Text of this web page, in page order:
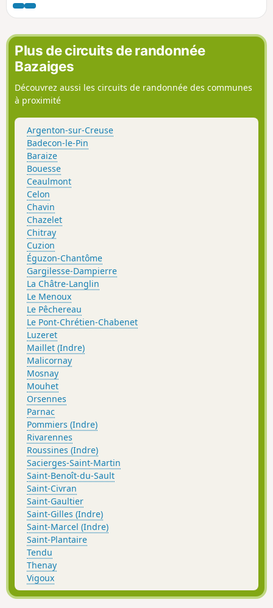
Plus de circuits de randonnée
Bazaiges
Découvrez aussi les circuits de randonnée des communes
à proximité
Argenton-sur-Creuse
Badecon-le-Pin
Baraize
Bouesse
Ceaulmont
Celon
Chavin
Chazelet
Chitray
Cuzion
Éguzon-Chantôme
Gargilesse-Dampierre
La Châtre-Langlin
Le Menoux
Le Pêchereau
Le Pont-Chrétien-Chabenet
Luzeret
Maillet (Indre)
Malicornay
Mosnay
Mouhet
Orsennes
Parnac
Pommiers (Indre)
Rivarennes
Roussines (Indre)
Sacierges-Saint-Martin
Saint-Benoît-du-Sault
Saint-Civran
Saint-Gaultier
Saint-Gilles (Indre)
Saint-Marcel (Indre)
Saint-Plantaire
Tendu
Thenay
Vigoux